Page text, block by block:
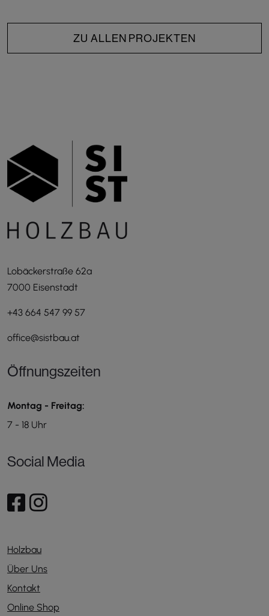
ZU ALLEN PROJEKTEN
Lobäckerstraße 62a
7000 Eisenstadt
+43 664 547 99 57
office@sistbau.at
Öffnungszeiten
Montag - Freitag:
7 - 18 Uhr
Social Media
Holzbau
Über Uns
Kontakt
Online Shop